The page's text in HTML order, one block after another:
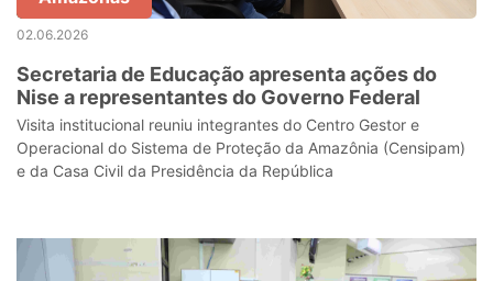
02.06.2026
Secretaria de Educação apresenta ações do
Nise a representantes do Governo Federal
Visita institucional reuniu integrantes do Centro Gestor e
Operacional do Sistema de Proteção da Amazônia (Censipam)
e da Casa Civil da Presidência da República